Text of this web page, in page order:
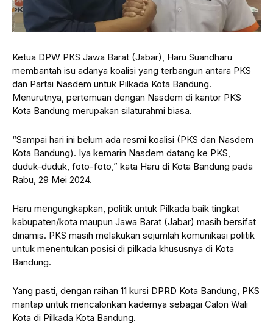
Ketua DPW PKS Jawa Barat (Jabar), Haru Suandharu
membantah isu adanya koalisi yang terbangun antara PKS
dan Partai Nasdem untuk Pilkada Kota Bandung.
Menurutnya, pertemuan dengan Nasdem di kantor PKS
Kota Bandung merupakan silaturahmi biasa.
“Sampai hari ini belum ada resmi koalisi (PKS dan Nasdem
Kota Bandung). Iya kemarin Nasdem datang ke PKS,
duduk-duduk, foto-foto,” kata Haru di Kota Bandung pada
Rabu, 29 Mei 2024.
Haru mengungkapkan, politik untuk Pilkada baik tingkat
kabupaten/kota maupun Jawa Barat (Jabar) masih bersifat
dinamis. PKS masih melakukan sejumlah komunikasi politik
untuk menentukan posisi di pilkada khususnya di Kota
Bandung.
Yang pasti, dengan raihan 11 kursi DPRD Kota Bandung, PKS
mantap untuk mencalonkan kadernya sebagai Calon Wali
Kota di Pilkada Kota Bandung.